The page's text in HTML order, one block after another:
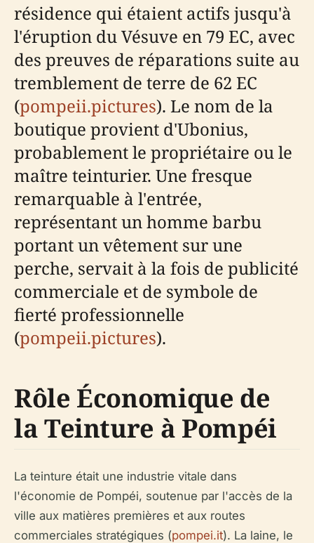
résidence qui étaient actifs jusqu'à
l'éruption du Vésuve en 79 EC, avec
des preuves de réparations suite au
tremblement de terre de 62 EC
(pompeii.pictures). Le nom de la
boutique provient d'Ubonius,
probablement le propriétaire ou le
maître teinturier. Une fresque
remarquable à l'entrée,
représentant un homme barbu
portant un vêtement sur une
perche, servait à la fois de publicité
commerciale et de symbole de
fierté professionnelle
(pompeii.pictures).
Rôle Économique de
la Teinture à Pompéi
La teinture était une industrie vitale dans
l'économie de Pompéi, soutenue par l'accès de la
ville aux matières premières et aux routes
commerciales stratégiques (pompei.it). La laine, le